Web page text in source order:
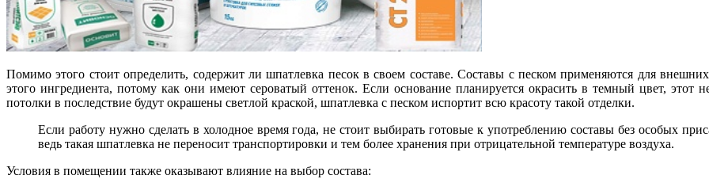
Помимо этого стоит определить, содержит ли шпатлевка песок в своем составе. Составы с песком применяются для
этого ингредиента, потому как они имеют сероватый оттенок. Если основание планируется окрасить в темный цвет, этот
потолки в последствие будут окрашены светлой краской, шпатлевка с песком испортит всю красоту такой отделки.
Если работу нужно сделать в холодное время года, не стоит выбирать готовые к употреблению составы без особых
ведь такая шпатлевка не переносит транспортировки и тем более хранения при отрицательной температуре воздуха.
Условия в помещении также оказывают влияние на выбор состава: